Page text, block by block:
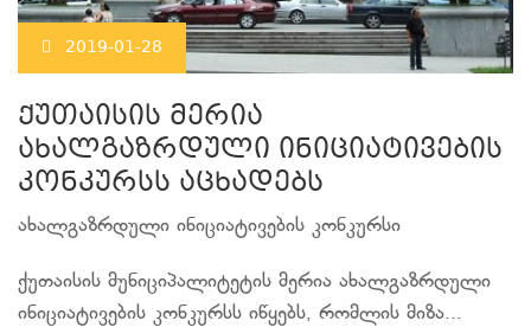
2019-01-28
ქუთაისის მერია
ახალგაზრდული ინიციატივების
კონკურსს აცხადებს
ახალგაზრდული ინიციატივების კონკურსი
ქუთაისის მუნიციპალიტეტის მერია ახალგაზრდული
ინიციატივების კონკურსს იწყებს, რომლის მიზა...